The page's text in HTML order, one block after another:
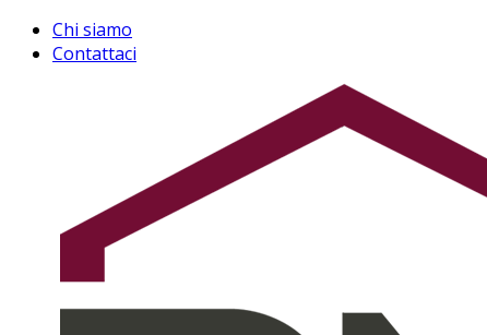
Chi siamo
Contattaci